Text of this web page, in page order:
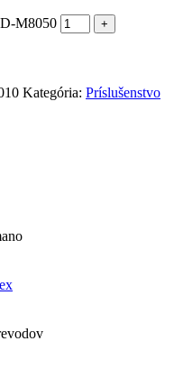
M8050
Kategória: Príslušenstvo